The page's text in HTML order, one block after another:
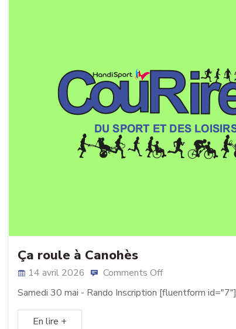
Ça roule à Canohès
14 avril 2026
Comments Off
Samedi 30 mai - Rando Inscription [fluentform id="7"]
En lire +